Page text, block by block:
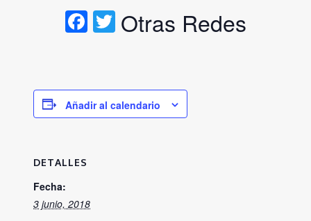
Facebook
Twitter
Otras Redes
Añadir al calendario
DETALLES
Fecha:
3 junio, 2018